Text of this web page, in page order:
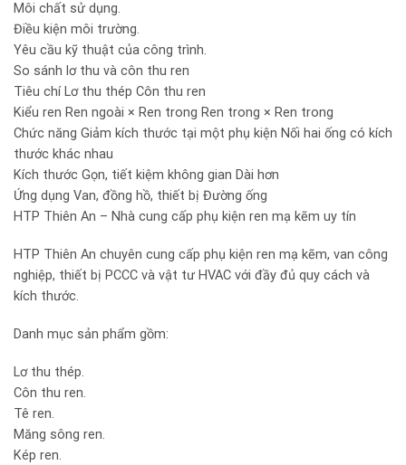
Môi chất sử dụng.
Điều kiện môi trường.
Yêu cầu kỹ thuật của công trình.
So sánh lơ thu và côn thu ren
Tiêu chí Lơ thu thép Côn thu ren
Kiểu ren Ren ngoài × Ren trong Ren trong × Ren trong
Chức năng Giảm kích thước tại một phụ kiện Nối hai ống có kích
thước khác nhau
Kích thước Gọn, tiết kiệm không gian Dài hơn
Ứng dụng Van, đồng hồ, thiết bị Đường ống
HTP Thiên An – Nhà cung cấp phụ kiện ren mạ kẽm uy tín
HTP Thiên An chuyên cung cấp phụ kiện ren mạ kẽm, van công
nghiệp, thiết bị PCCC và vật tư HVAC với đầy đủ quy cách và
kích thước.
Danh mục sản phẩm gồm:
Lơ thu thép.
Côn thu ren.
Tê ren.
Măng sông ren.
Kép ren.